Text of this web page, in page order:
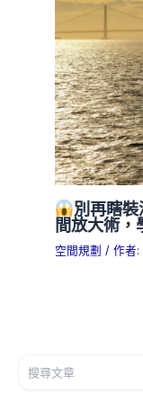
別再瞎
間放大術，
空間規劃 / 作者: